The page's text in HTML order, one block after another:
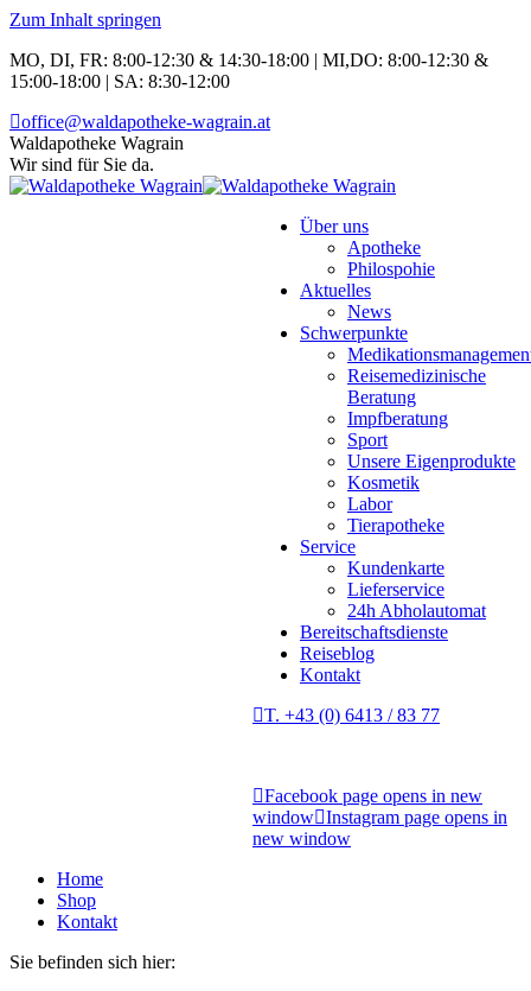
Zum Inhalt springen
MO, DI, FR: 8:00-12:30 & 14:30-18:00 | MI,DO: 8:00-12:30 &
15:00-18:00 | SA: 8:30-12:00
office@waldapotheke-wagrain.at
Waldapotheke Wagrain
Wir sind für Sie da.
Über uns
Apotheke
Philospohie
Aktuelles
News
Schwerpunkte
Reisemedizinische
Beratung
Impfberatung
Sport
Unsere Eigenprodukte
Kosmetik
Labor
Tierapotheke
Service
Kundenkarte
Lieferservice
24h Abholautomat
Bereitschaftsdienste
Reiseblog
Kontakt
T. +43 (0) 6413 / 83 77
Facebook page opens in new
window Instagram page opens in
new window
Home
Shop
Kontakt
Sie befinden sich hier: